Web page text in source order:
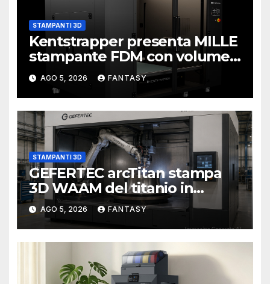
STAMPANTI 3D
Kentstrapper presenta MILLE
stampante FDM con volume
di stampa da un metro cubo
AGO 5, 2026 FANTASY
STAMPANTI 3D
GEFERTEC arcTitan stampa
3D WAAM del titanio in
camera inerte
AGO 5, 2026 FANTASY